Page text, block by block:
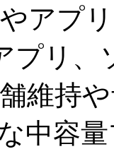
アプ
プリ
維持
中容